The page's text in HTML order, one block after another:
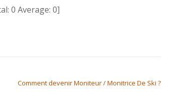
0 Average: 0]
Comment devenir Moniteur / Monitrice De Ski ?